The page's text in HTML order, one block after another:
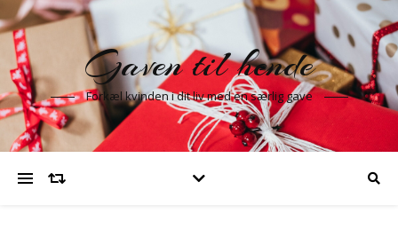
Gaven til hende
Forkæl kvinden i dit liv med en særlig gave